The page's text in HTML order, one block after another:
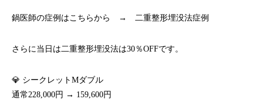
鍋医師の症例はこちらから → 二重整形埋没法症例
さらに当日は二重整形埋没法は30％OFFです。
💎 シークレットMダブル
通常228,000円 → 159,600円